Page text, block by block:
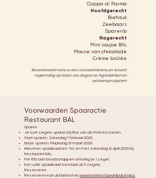
Coppa di Parma
Hoofdgerecht
Biefstuk
Zeebaars
Sparerib
Nagerecht
Mini coupe BAL
Mouse van chocolade
Crème brûlée
Bovenstaand menu is een voorbeeldmenu en wisselt
regelmatig op basis van dagverse ingrediënten en
seizoensproducten
Voorwaarden Spaaractie
Restaurant BAL
Sparen
Je kunt zegels sparen bij Plus van de Pol in Kesteren.
Start sparen: Zaterdag 1 februari 2025.
Einde sparen: Maandag 31 maart 2025.
Inleveren spaarkaarten: Tot en met zaterdag 12 april 2025 bij
Restaurant BAL.
Per €10 aan boodschappen ontvang je 1 zegel.
Een volle spaarkaart bestaat uit 5 zegels.
Reserveren
Reserveren kan uitsluitend via www.hotelrestaurantbal.nl/plus.